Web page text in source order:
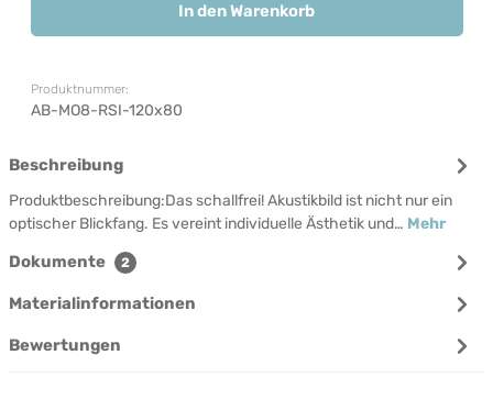
In den Warenkorb
Produktnummer:
AB-MO8-RSI-120x80
Beschreibung
Produktbeschreibung:Das schallfrei! Akustikbild ist nicht nur ein
optischer Blickfang. Es vereint individuelle Ästhetik und… Mehr
Dokumente 2
Materialinformationen
Bewertungen